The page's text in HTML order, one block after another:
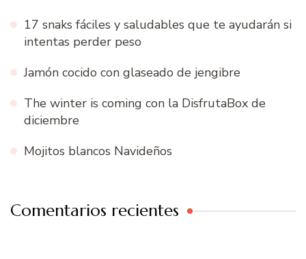
17 snaks fáciles y saludables que te ayudarán si
intentas perder peso
Jamón cocido con glaseado de jengibre
The winter is coming con la DisfrutaBox de
diciembre
Mojitos blancos Navideños
Comentarios recientes